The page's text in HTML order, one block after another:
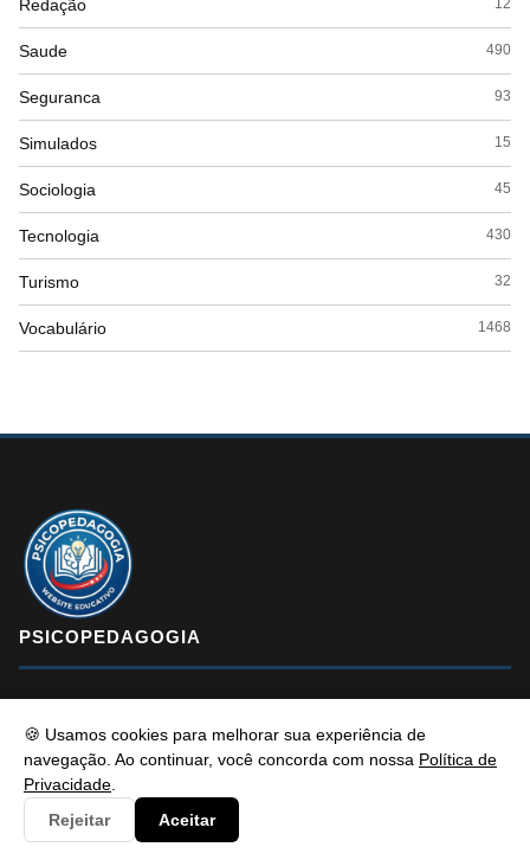
🍪 Usamos cookies para melhorar sua experiência de
navegação. Ao continuar, você concorda com nossa Política de
Privacidade
Rejeitar
Aceitar
Redação 12
Saude 490
Seguranca 93
Simulados 15
Sociologia 45
Tecnologia 430
Turismo 32
Vocabulário 1468
PSICOPEDAGOGIA
Psicopedagogia é um portal de conteúdo educativo e atualizado
com foco em informar e resolver os problemas dos alunos de
maneira eficaz. Fique à vontade para entrar em contato, estamos
sempre pronto a te ouvir.